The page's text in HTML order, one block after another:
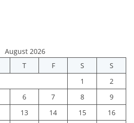
August 2026
T F S
S
1
2
6 7 8
9
13 14 15
16